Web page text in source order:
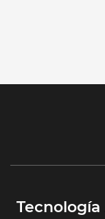
Tecnología